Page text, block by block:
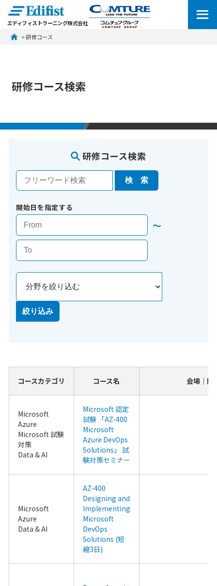
エディフィストラーニング株式会社
> 研修コース
研修コース検索
研修コース検索
開始日を指定する
〜
コースカテゴリ コース名 会場｜開
Microsoft
Azure
Microsoft 試験
対策
Data & AI
Microsoft 認定
試験 「AZ-400
Microsoft
Azure DevOps
Solutions」 試
験対策セミナー
Microsoft
Azure
Data & AI
AZ-400
Designing and
Implementing
Microsoft
DevOps
Solutions (短
縮3日)